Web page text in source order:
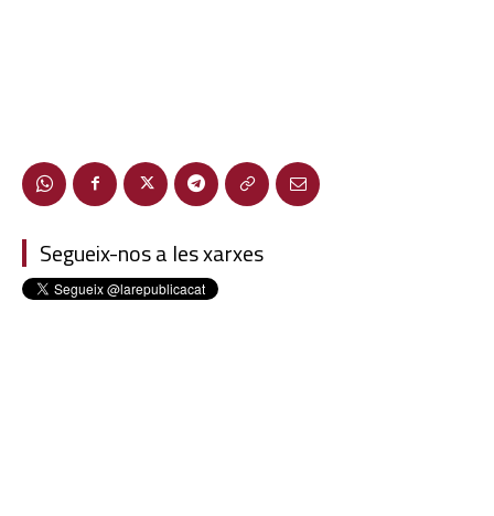
Segueix-nos a les xarxes